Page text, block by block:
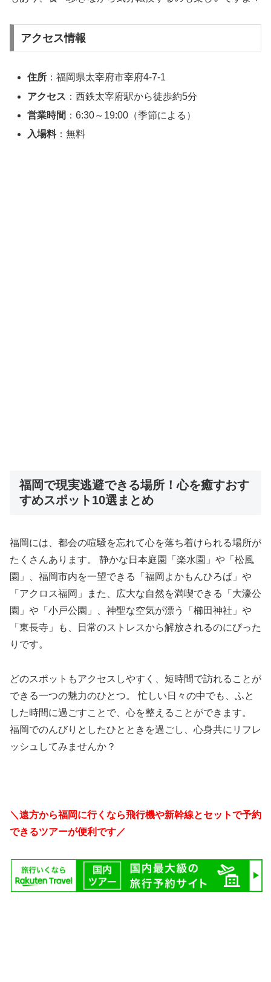
アクセス情報
住所 ：福岡県太宰府市宰府4-7-1
アクセス ：西鉄太宰府駅から徒歩約5分
営業時間 ：6:30～19:00（季節による）
入場料：無料
福岡で現実逃避できる場所！心を癒すおす
すめスポット10選まとめ
福岡には、都会の喧騒を忘れて心を落ち着けられる場所が
たくさんあります。 静かな日本庭園「楽水園」や「松風
園」、福岡市内を一望できる「福岡よかもんひろば」や
「アクロス福岡」また、広大な自然を満喫できる「大濠公
園」や「小戸公園」、神聖な空気が漂う「櫛田神社」や
「東長寺」も、日常のストレスから解放されるのにぴった
りです。
どのスポットもアクセスしやすく、短時間で訪れることが
できる一つの魅力のひとつ。 忙しい日々の中でも、ふと
した時間に過ごすことで、心を整えることができます。
福岡でのんびりとしたひとときを過ごし、心身共にリフレ
ッシュしてみませんか？
＼遠方から福岡に行くなら飛行機や新幹線とセットで予約
できるツアーが便利です／